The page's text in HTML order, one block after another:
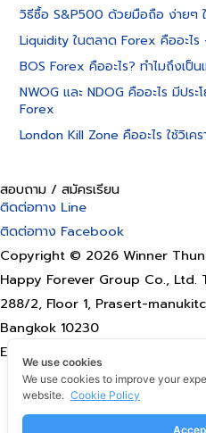
วิธีซื้อ S&P500 ด้วยมือถือ ง่ายๆ
Liquidity ในตลาด Forex คืออะไ
BOS Forex คืออะไร? ทำไมถึงเป็
NWOG และ NDOG คืออะไร มีประ
Forex
London Kill Zone คืออะไร ใช้วิเค
สอบถาม / สมัครเรียน
ติดต่อทาง Line
ติดต่อทาง Facebook
Copyright © 2026 Winner
Happy Forever Group Co., Ltd.
288/2, Floor 1, Prasert-
Bangkok 10230
Email:
Terms of use
Privacy Policy
We use cookies
We use cookies to improve your
website. Cookie Policy